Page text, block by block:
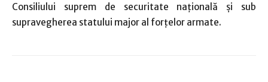
Consiliului suprem de securitate naţională şi sub
supravegherea statului major al forţelor armate.